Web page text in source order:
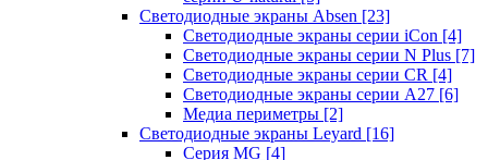
Светодиодные экраны Absen [23]
Светодиодные экраны серии iCon [4]
Светодиодные экраны серии N Plus [7]
Светодиодные экраны серии CR [4]
Светодиодные экраны серии А27 [6]
Медиа периметры [2]
Светодиодные экраны Leyard [16]
Серия MG [4]